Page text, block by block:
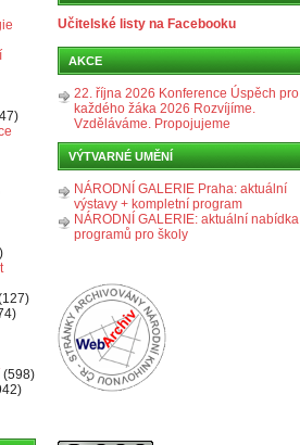
(598)
Učitelské listy na Facebooku
AKCE
22. října 2026 Konference Úspěch pro
každého žáka 2026 Rozvíjíme.
Vzděláváme. Propojujeme
VÝTVARNÉ UMĚNÍ
NÁRODNÍ GALERIE Praha: aktuální
výstavy + kompletní program
NÁRODNÍ GALERIE: aktuální nabídka
programů pro školy